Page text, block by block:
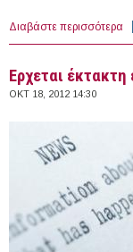
Διαβάστε περισσότερα
Ερχεται
ΟΚΤ 18, 2012 14:30